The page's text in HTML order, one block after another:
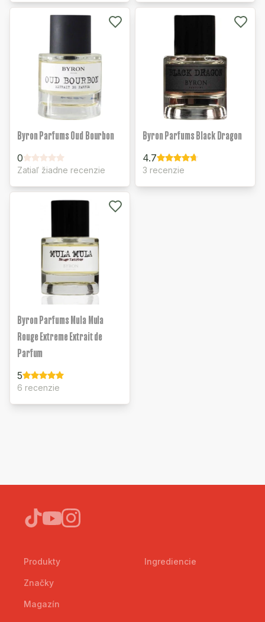
Byron Parfums Oud Bourbon
0
Zatiaľ žiadne recenzie
Byron Parfums Black Dragon
4.7
3 recenzie
Byron Parfums Mula Mula
Rouge Extreme Extrait de
Parfum
5
6 recenzie
Produkty
Značky
Magazín
Ingrediencie